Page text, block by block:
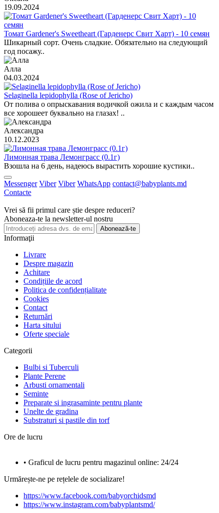
19.09.2024
Томат Gardener's Sweetheart (Гарденерс Свит Харт) - 10 семян
Шикарный сорт. Очень сладкие. Обязательно на следующий
год посажу..
Алла
04.03.2024
Selaginella lepidophylla (Rose of Jericho)
От полива о опрыскавания водичкой ожила и с каждым часом
все хорошеет буквально на глазах! ..
Александра
10.12.2023
Лимонная трава Лемонграсс (0.1г)
Взошла на 6 день, надеюсь вырастить хорошие кустики..
Messenger Viber Viber WhatsApp contact@babyplants.md
Contacte
Vrei să fii primul care știe despre reduceri?
Aboneaza-te la newsletter-ul nostru
Abonează-te
Informaţii
Livrare
Despre magazin
Achitare
Condițiile de acord
Politica de confidențialitate
Cookies
Contact
Returnări
Harta sitului
Oferte speciale
Categorii
Bulbi si Tuberculi
Plante Perene
Arbusti ornamentali
Seminte
Preparate si ingrasaminte pentru plante
Unelte de gradina
Substraturi si pastile din torf
Ore de lucru
• Graficul de lucru pentru magazinul online: 24/24
Urmărește-ne pe rețelele de socializare!
https://www.facebook.com/babyorchidsmd
https://www.instagram.com/babyplantsmd/